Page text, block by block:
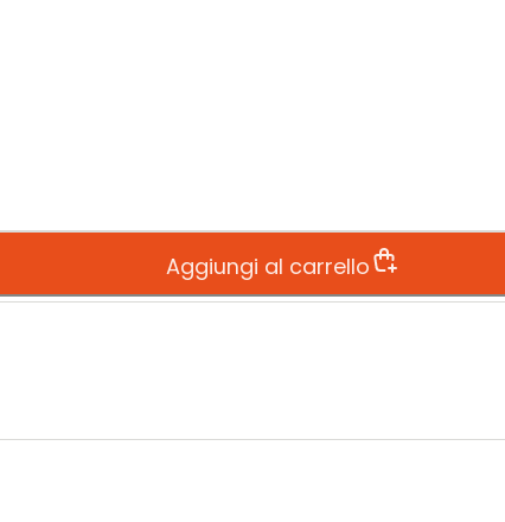
Aggiungi al carrello